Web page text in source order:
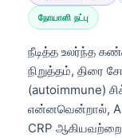
நோயாளி நட்பு
நீடித்த உலர்ந்த
நிறுத்தம், திரை
(autoimmune)
என்னவென்றால்,
CRP